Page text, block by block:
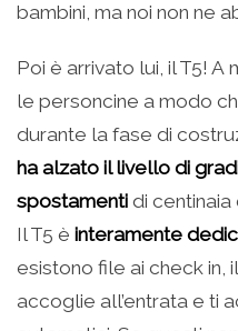
bambini, ma noi non ne
Poi è arrivato lui, il T5!
le personcine a modo
durante la fase di
ha alzato il livello di
spostamenti di centinaia
Il T5 è interamente
esistono file ai check in,
accoglie all’entrata e ti